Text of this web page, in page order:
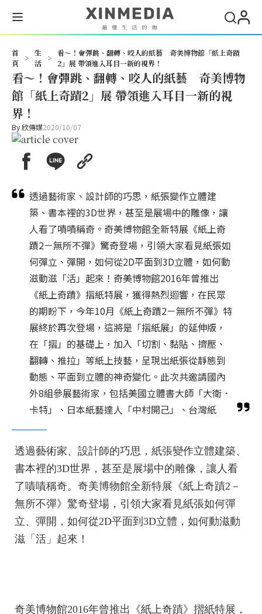
首
頁
>
生
活
>
看～！會彈跳、翻轉、咬人的紙藝 奇美博物館「紙上奇蹟
2」展 帶領進入耳目一新的視界！
看～！會彈跳、翻轉、咬人的紙藝 奇美博物
館「紙上奇蹟2」展 帶領進入耳目一新的視
界！
By欣傳媒2020/10/07
透過藝術家、設計師的巧思，紙張變作立體建
築、書本裡的3D世界，甚至是展場中的雕像，讓
人看了嘖嘖稱奇。奇美博物館全新特展《紙上奇
蹟2－無所不彈》驚奇登場，引領大家看見紙張如
何彈立、彈開，如何從2D平面到3D立體，如何動
滋動滋「活」起來！奇美博物館2016年曾推出
《紙上奇蹟》摺紙特展，獲得熱烈迴響，在民眾
的期盼下，今年10月《紙上奇蹟2－無所不彈》特
展終於再次登場，這將是「摺紙展」的延伸版，
在「摺」的基礎上，加入「切割、黏貼、擠壓、
翻轉、推拉」等紙上技藝，呈現出紙張從靜態到
動態、平面到立體的神奇變化。此次共邀請國內
外8組參展藝術家，包括美國立體書大師「大衛．
卡特」、日本紙藝達人「中村開己」、台灣紙
透過藝術家、設計師的巧思，紙張變作立體建築、
書本裡的3D世界，甚至是展場中的雕像，讓人看
了嘖嘖稱奇。奇美博物館全新特展《紙上奇蹟2－
無所不彈》驚奇登場，引領大家看見紙張如何彈
立、彈開，如何從2D平面到3D立體，如何動滋動
滋「活」起來！
奇美博物館2016年曾推出《紙上奇蹟》摺紙特展，